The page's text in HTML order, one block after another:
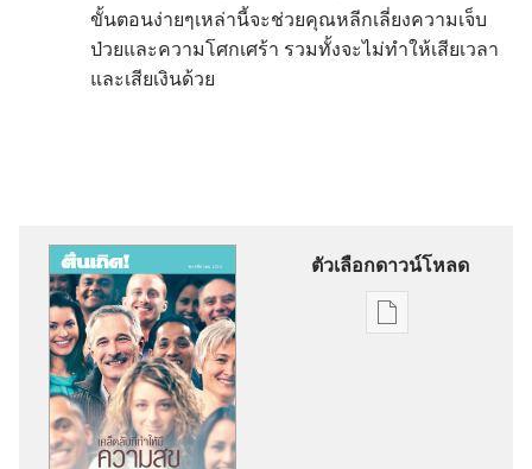
ขั้นตอนง่ายๆเหล่านี้จะช่วยคุณหลีกเลี่ยงความเจ็บ
ป่วยและความโศกเศร้า รวมทั้งจะไม่ทำให้เสียเวลา
และเสียเงินด้วย
ตัวเลือกดาวน์โหลด
ตัว